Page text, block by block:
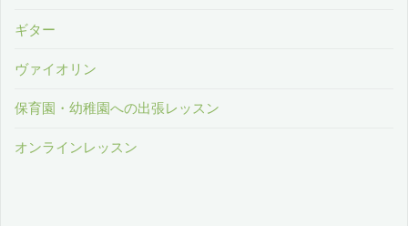
ギター
ヴァイオリン
保育園・幼稚園への出張レッスン
オンラインレッスン